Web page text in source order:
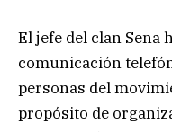
El jefe del clan Sena
comunicación
personas del
propósito de